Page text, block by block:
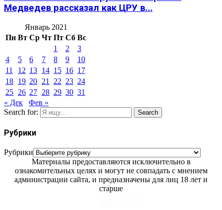
Медведев рассказал как ЦРУ в...
Январь 2021
Пн Вт Ср Чт Пт Сб Вс
1
2
3
4
5 6 7 8 9
10
11
12 13 14 15 16 17
18 19 20 21 22 23 24
25 26 27 28 29 30 31
« Дек
Фев »
Search for:
Search
Рубрики
Рубрики
Материалы предоставляются исключительно в
ознакомительных целях и могут не совпадать с мнением
администрации сайта, и предназначены для лиц 18 лет и
старше